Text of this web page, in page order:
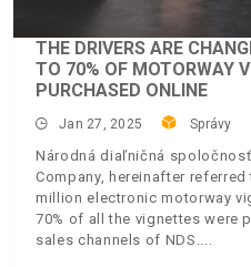
THE DRIVERS ARE
TO 70% OF MOTORWAY
PURCHASED ONLINE
Jan 27, 2025 Správy
Národná diaľničná
Company, hereinafter
million electronic motorway
70% of all the vignettes were
sales channels of NDS.